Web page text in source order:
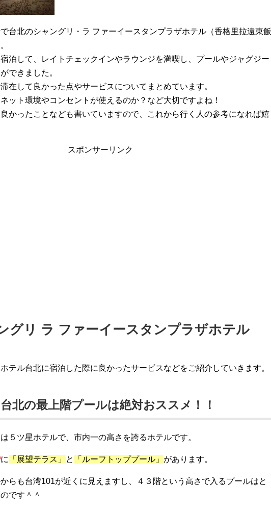
台北のシャングリ・ラ ファーイースタンプラザホテル（香格里拉遠東飯
泊して、レイトチェックインやラウンジを満喫し、プールやジャグジー
できました。
在して良かった点やサービスについてまとめています。
ット環境やコンセントが使えるのか？など大切ですよね！
かったことなども書いていますので、これから行く人の参考になれば嬉
スポンサーリンク
グリ ラ ファーイースタンプラザホテル
テル台北に宿泊した際に良かったサービスなどをご紹介していきます。
北の最上階プールは絶対おススメ！！
５ツ星ホテルで、市内一の高さを誇るホテルです。
に 「展望テラス」 と 「ルーフトッププール」 があります。
らも台湾101が近くに見えますし、４３階という高さで入るプールはと
です＾＾